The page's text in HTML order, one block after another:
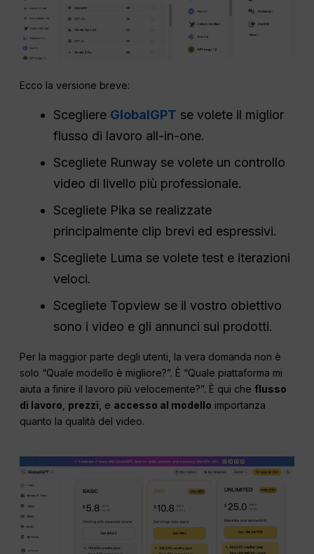
Ecco la versione breve:
Scegliere GlobalGPT se volete il miglior
flusso di lavoro all-in-one.
Scegliete Runway se volete un controllo
video di livello più professionale.
Scegliete Pika se realizzate
principalmente clip brevi ed espressivi.
Scegliete Luma se volete test e iterazioni
veloci.
Scegliete Topview se il vostro obiettivo
sono i video e gli annunci sui prodotti.
Per la maggior parte degli utenti, la vera domanda non è
solo “Quale modello è migliore?”. È “Quale piattaforma mi
aiuta a finire il lavoro più velocemente?”. È qui cheflusso
di lavoro prezzi , e accesso al modello importanza
quanto la qualità del video.